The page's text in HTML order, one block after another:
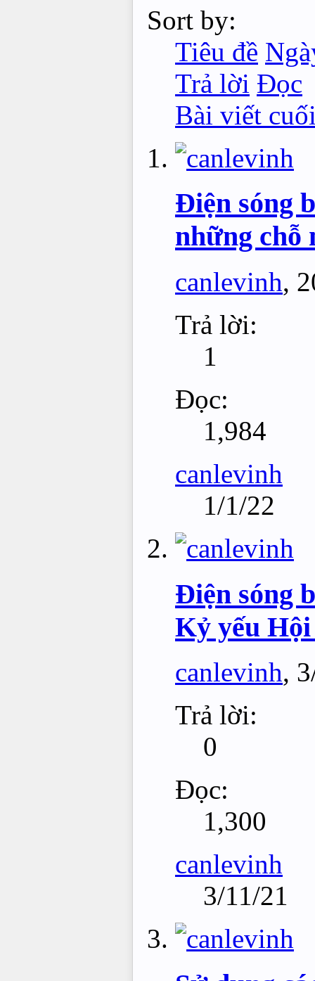
Sort by:
Tiêu đề
Trả lời Đọc
Bài viết
Điện sóng
những chỗ
canlevinh,
Trả lời:
1
Đọc:
1,984
canlevinh
1/1/22
Điện sóng
Kỷ yếu
canlevinh,
Trả lời:
0
Đọc:
1,300
canlevinh
3/11/21